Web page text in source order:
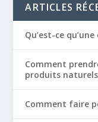
ARTICLES
Qu’est-ce
Comment
produits
Comment faire